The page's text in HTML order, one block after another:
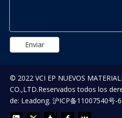
Enviar
© 2022 VCI EP NUEVOS
CO.,LTD.Reservados todos los
de: Leadong. 沪ICP备11007540号-6